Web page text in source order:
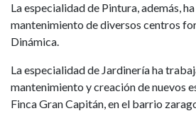
La especialidad de Pintura, además,
mantenimiento de diversos centros
Dinámica.
La especialidad de Jardinería ha
mantenimiento y creación de nuevos
Finca Gran Capitán, en el barrio